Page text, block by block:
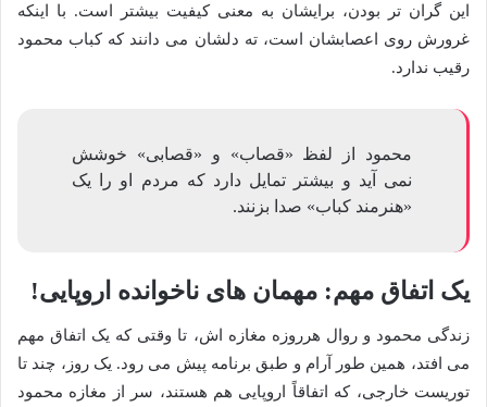
این گران تر بودن، برایشان به معنی کیفیت بیشتر است. با اینکه
غرورش روی اعصابشان است، ته دلشان می دانند که کباب محمود
رقیب ندارد.
محمود از لفظ «قصاب» و «قصابی» خوشش
نمی آید و بیشتر تمایل دارد که مردم او را یک
«هنرمند کباب» صدا بزنند.
یک اتفاق مهم: مهمان های ناخوانده اروپایی!
زندگی محمود و روال هرروزه مغازه اش، تا وقتی که یک اتفاق مهم
می افتد، همین طور آرام و طبق برنامه پیش می رود. یک روز، چند تا
توریست خارجی، که اتفاقاً اروپایی هم هستند، سر از مغازه محمود